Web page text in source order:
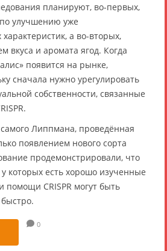
планируют, во-первых,
улучшению уже
а во-вторых,
вкуса и аромата ягод. Когда
появится на рынке,
сначала нужно урегулировать
собственности, связанные
Липпмана, проведённая
появлением нового сорта
продемонстрировали, что
которых есть хорошо изученные
помощи CRISPR могут быть
0